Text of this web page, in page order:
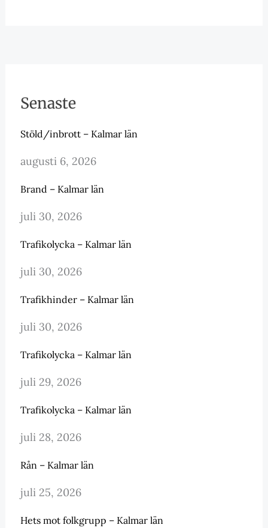
Senaste
Stöld/inbrott – Kalmar län
augusti 6, 2026
Brand – Kalmar län
juli 30, 2026
Trafikolycka – Kalmar län
juli 30, 2026
Trafikhinder – Kalmar län
juli 30, 2026
Trafikolycka – Kalmar län
juli 29, 2026
Trafikolycka – Kalmar län
juli 28, 2026
Rån – Kalmar län
juli 25, 2026
Hets mot folkgrupp – Kalmar län